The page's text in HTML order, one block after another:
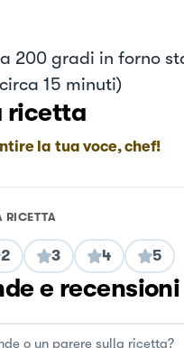
200 gradi in forno
15 minuti)
ricetta
la tua voce, chef!
RICETTA
2 3 4 5
e recensioni